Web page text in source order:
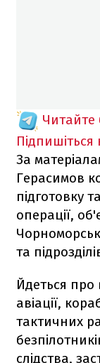
За
Герасимов
підготовку
операції,
та
Йдеться про
авіації,
тактичних
слідства,